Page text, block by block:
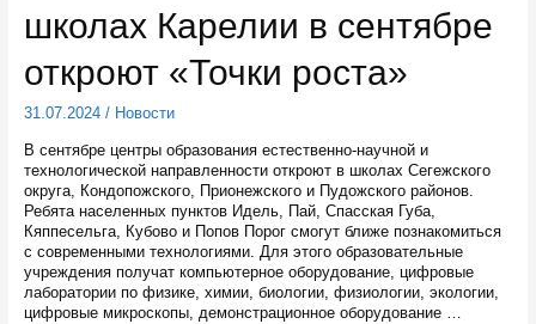
школах Карелии в сентябре
откроют «Точки роста»
31.07.2024/ Новости
В сентябре центры образования естественно-научной и
технологической направленности откроют в школах Сегежского
округа, Кондопожского, Прионежского и Пудожского районов.
Ребята населенных пунктов Идель, Пай, Спасская Губа,
Кяппесельга, Кубово и Попов Порог смогут ближе познакомиться
с современными технологиями. Для этого образовательные
учреждения получат компьютерное оборудование, цифровые
лаборатории по физике, химии, биологии, физиологии, экологии,
цифровые микроскопы, демонстрационное оборудование …